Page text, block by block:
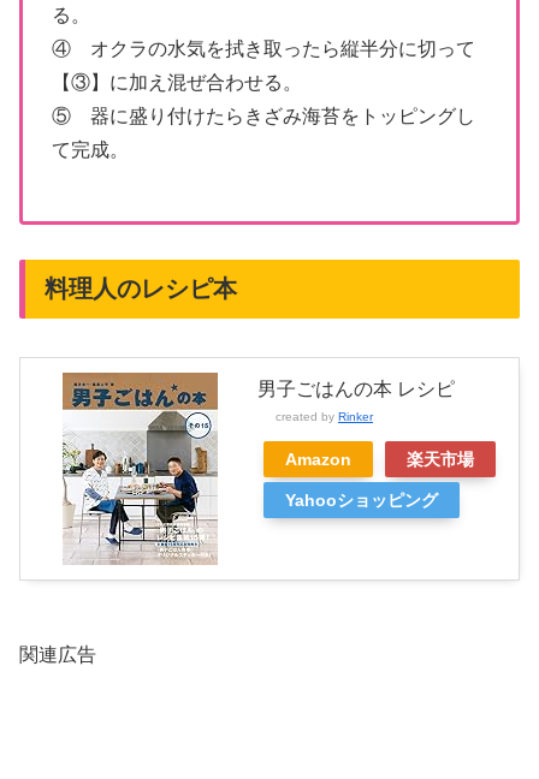
る。
④ オクラの水気を拭き取ったら縦半分に切って
【③】に加え混ぜ合わせる。
⑤ 器に盛り付けたらきざみ海苔をトッピングし
て完成。
料理人のレシピ本
男子ごはんの本 レシピ
created by Rinker
Amazon 楽天市場
Yahooショッピング
関連広告